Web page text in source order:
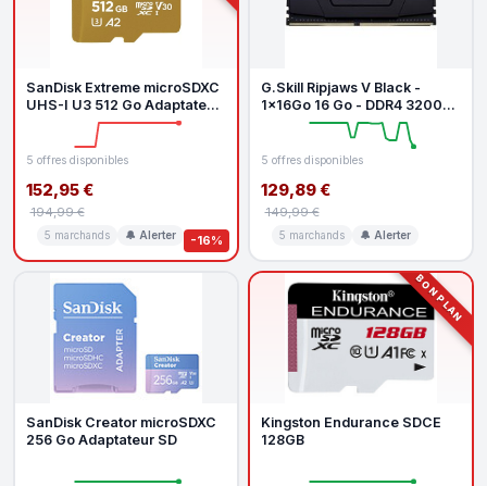
-16%
SanDisk Extreme microSDXC
UHS-I U3 512 Go Adaptateur
5 offres disponibles
152,95 €
194,99 €
5 marchands 🔔 Alerter
G.Skill Ripjaws V Black -
1x16Go 16 Go - DDR4 3200
MHz - CL16
5 offres disponibles
129,89 €
149,99 €
5 marchands 🔔 Alerter
SanDisk Creator microSDXC
256 Go Adaptateur SD
BON PLAN
Kingston Endurance SDCE
128GB